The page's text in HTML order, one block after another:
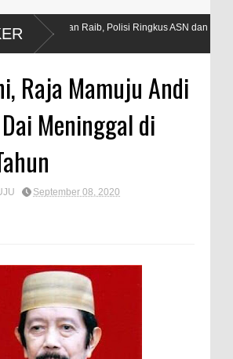
Bupati Polman Raib, Polisi Ringkus ASN dan
Raja Mamuju Andi
Meninggal di
September 08, 2020